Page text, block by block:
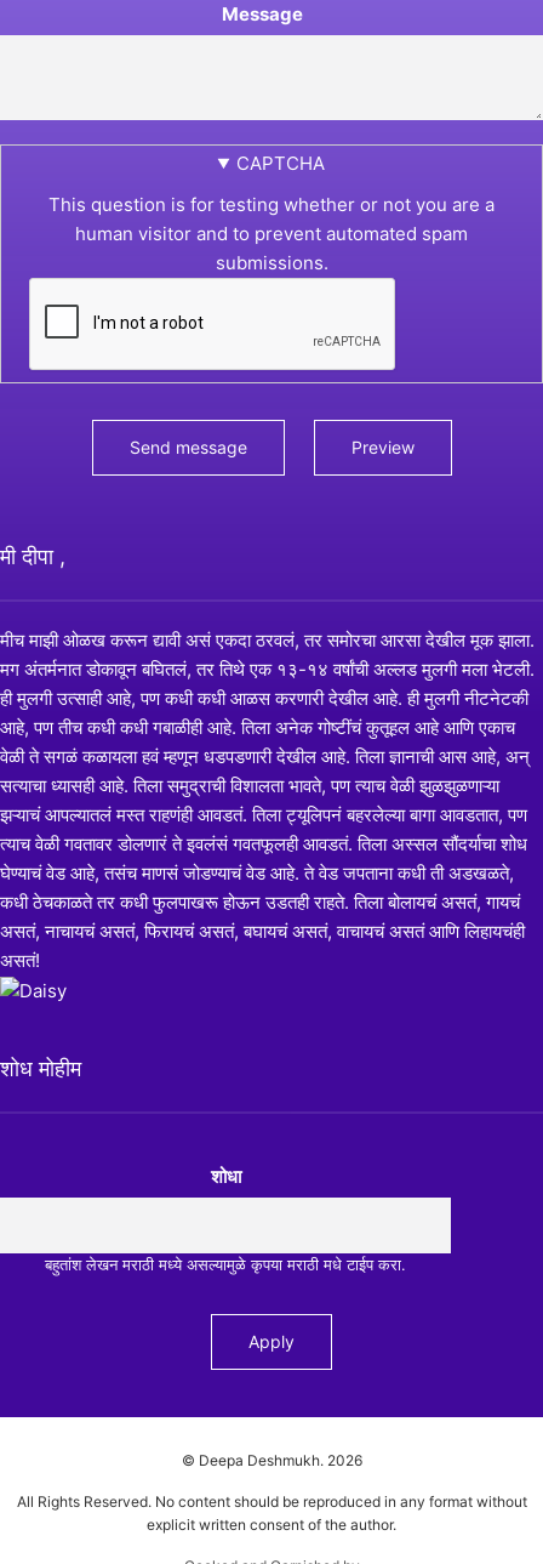
Message
CAPTCHA
This question is for testing whether or not you are a
human visitor and to prevent automated spam
submissions.
मी दीपा ,
मीच माझी ओळख करून द्यावी असं एकदा ठरवलं, तर समोरचा आरसा देखील मूक झाला.
मग अंतर्मनात डोकावून बघितलं, तर तिथे एक १३-१४ वर्षांची अल्लड मुलगी मला भेटली.
ही मुलगी उत्साही आहे, पण कधी कधी आळस करणारी देखील आहे. ही मुलगी नीटनेटकी
आहे, पण तीच कधी कधी गबाळीही आहे. तिला अनेक गोष्टींचं कुतूहल आहे आणि एकाच
वेळी ते सगळं कळायला हवं म्हणून धडपडणारी देखील आहे. तिला ज्ञानाची आस आहे, अन्
सत्याचा ध्यासही आहे. तिला समुद्राची विशालता भावते, पण त्याच वेळी झुळझुळणाऱ्या
झऱ्याचं आपल्यातलं मस्त राहणंही आवडतं. तिला ट्यूलिपनं बहरलेल्या बागा आवडतात, पण
त्याच वेळी गवतावर डोलणारं ते इवलंसं गवतफूलही आवडतं. तिला अस्सल सौंदर्याचा शोध
घेण्याचं वेड आहे, तसंच माणसं जोडण्याचं वेड आहे. ते वेड जपताना कधी ती अडखळते,
कधी ठेचकाळते तर कधी फुलपाखरू होऊन उडतही राहते. तिला बोलायचं असतं, गायचं
असतं, नाचायचं असतं, फिरायचं असतं, बघायचं असतं, वाचायचं असतं आणि लिहायचंही
असतं!
शोध मोहीम
शोधा
बहुतांश लेखन मराठी मध्ये असल्यामुळे कृपया मराठी मधे टाईप करा.
© Deepa Deshmukh. 2026
All Rights Reserved. No content should be reproduced in any format without
explicit written consent of the author.